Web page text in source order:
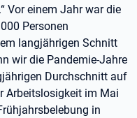
Vor einem Jahr war die
Personen
langjährigen Schnitt
wir die Pandemie-Jahre
Durchschnitt auf
Arbeitslosigkeit im Mai
in